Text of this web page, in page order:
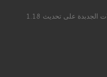
Minecraft 1.18 21w38a : التعديلات الجدبدة على تحديث 1.18